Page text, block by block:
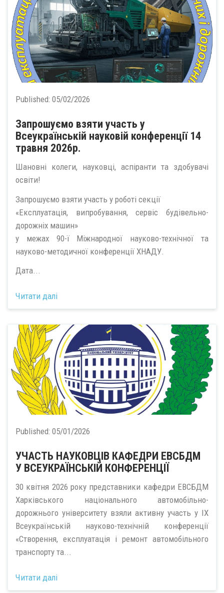
Published: 05/02/2026
Запрошуємо взяти участь у
Всеукраїнській науковій конференції 14
травня 2026р.
Шановні колеги, науковці, аспіранти та здобувачі
освіти!
Запрошуємо взяти участь у роботі секції
«Експлуатація, випробування, сервіс будівельно-
дорожніх машин»
у межах 90-ї Міжнародної науково-технічної та
науково-методичної конференції ХНАДУ.
Дата...
Читати далі
Published: 05/01/2026
УЧАСТЬ НАУКОВЦІВ КАФЕДРИ ЕВСБДМ
У ВСЕУКРАЇНСЬКІЙ КОНФЕРЕНЦІЇ
30 квітня 2026 року представники кафедри ЕВСБДМ
Харківського національного автомобільно-
дорожнього університету взяли активну участь у ІХ
Всеукраїнській науково-технічній конференції
«Створення, експлуатація і ремонт автомобільного
транспорту та...
Читати далі